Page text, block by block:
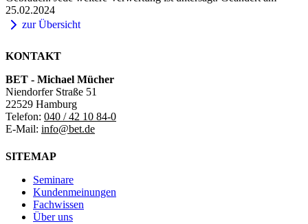
25.02.2024
zur Übersicht
KONTAKT
BET - Michael Mücher
Niendorfer Straße 51
22529 Hamburg
Telefon: 040 / 42 10 84-0
E-Mail: info@bet.de
SITEMAP
Seminare
Kundenmeinungen
Fachwissen
Über uns